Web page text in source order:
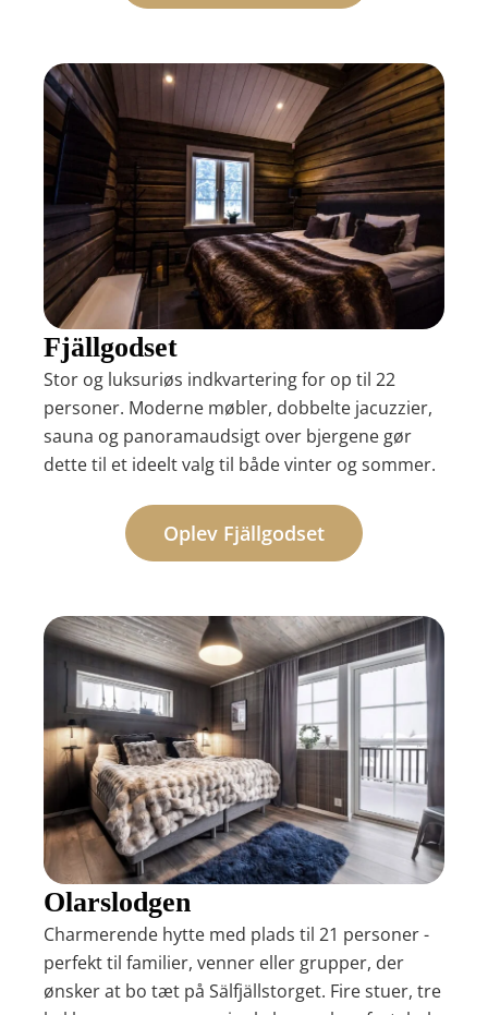
Fjällgodset
Stor og luksuriøs indkvartering for op til 22
personer. Moderne møbler, dobbelte jacuzzier,
sauna og panoramaudsigt over bjergene gør
dette til et ideelt valg til både vinter og sommer.
Oplev Fjällgodset
Olarslodgen
Charmerende hytte med plads til 21 personer -
perfekt til familier, venner eller grupper, der
ønsker at bo tæt på Sälfjällstorget. Fire stuer, tre